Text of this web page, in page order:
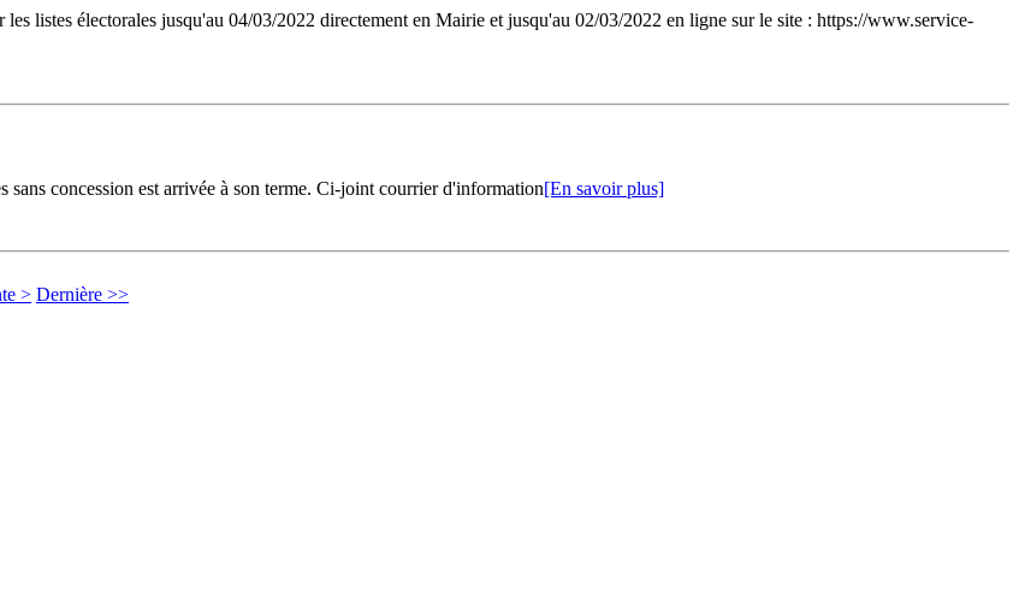
listes électorales jusqu'au 04/03/2022 directement en Mairie et jusqu'au 02/03/2022 en ligne sur le site : https://www.service-
concession est arrivée à son terme. Ci-joint courrier d'information[En savoir plus]
> Dernière >>